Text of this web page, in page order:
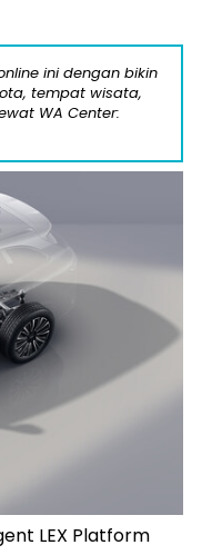
ini dengan bikin
tempat wisata,
WA Center:
LEX Platform